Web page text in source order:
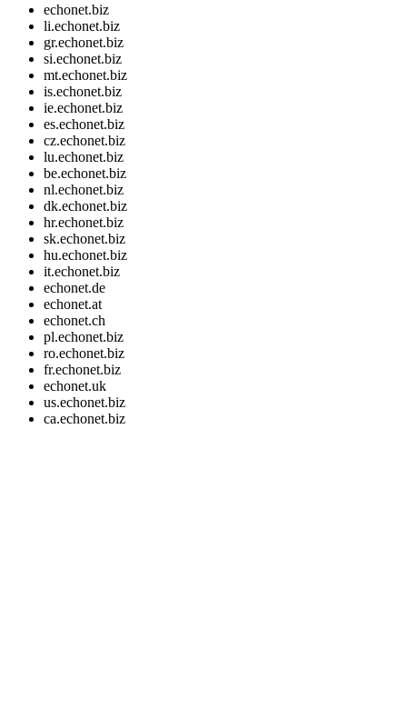
echonet.biz
li.echonet.biz
gr.echonet.biz
si.echonet.biz
mt.echonet.biz
is.echonet.biz
ie.echonet.biz
es.echonet.biz
cz.echonet.biz
lu.echonet.biz
be.echonet.biz
nl.echonet.biz
dk.echonet.biz
hr.echonet.biz
sk.echonet.biz
hu.echonet.biz
it.echonet.biz
echonet.de
echonet.at
echonet.ch
pl.echonet.biz
ro.echonet.biz
fr.echonet.biz
echonet.uk
us.echonet.biz
ca.echonet.biz